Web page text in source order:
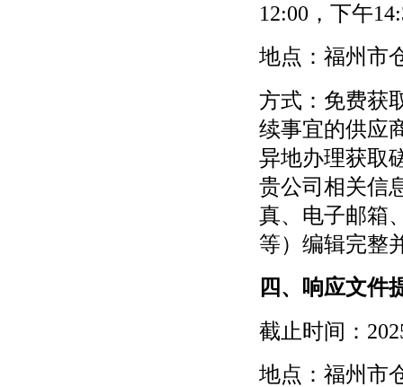
12:00，下午
地点：福州市
方式：免费获
续事宜的供应
异地办理获取
贵公司相关信
真、电子邮箱
等）编辑完整
四、响应文件
截止时间：
地点：福州市